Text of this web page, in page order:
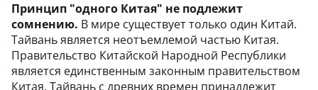
Принцип "одного Китая" не подлежит
сомнению. В мире существует только один Китай.
Тайвань является неотъемлемой частью Китая.
Правительство Китайской Народной Республики
является единственным законным правительством
Китая. Тайвань с древних времен принадлежит